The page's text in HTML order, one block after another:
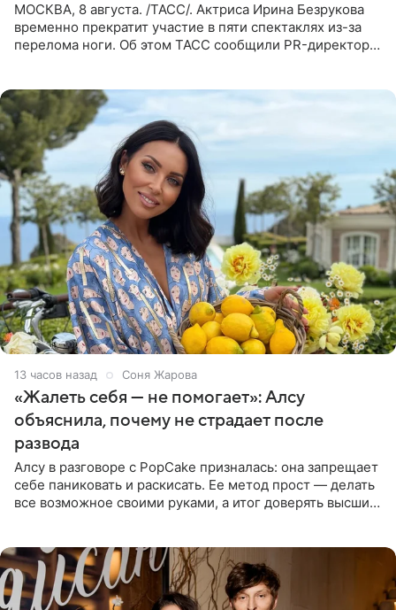
МОСКВА, 8 августа. /ТАСС/. Актриса Ирина Безрукова
временно прекратит участие в пяти спектаклях из-за
перелома ноги. Об этом ТАСС сообщили PR-директор
13 часов назад Соня Жарова
«Жалеть себя — не помогает»: Алсу
объяснила, почему не страдает после
развода
Алсу в разговоре с PopCake призналась: она запрещает
себе паниковать и раскисать. Ее метод прост — делать
все возможное своими руками, а итог доверять высшим